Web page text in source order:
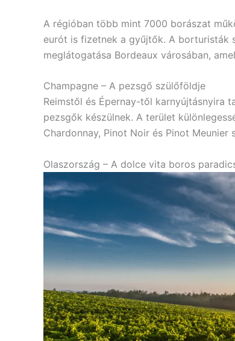
A régióban több mint 7000 borászat
eurót is fizetnek a gyűjtők. A borturisták
meglátogatása Bordeaux városában,
Champagne – A pezsgő szülőföldje
Reimstől és Épernay-től karnyújtásnyira
pezsgők készülnek. A terület
Chardonnay, Pinot Noir és Pinot Meunier
Olaszország – A dolce vita boros